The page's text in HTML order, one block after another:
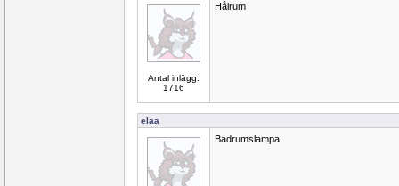
Antal inlägg:
1716
Hålrum
elaa
Badrumslampa